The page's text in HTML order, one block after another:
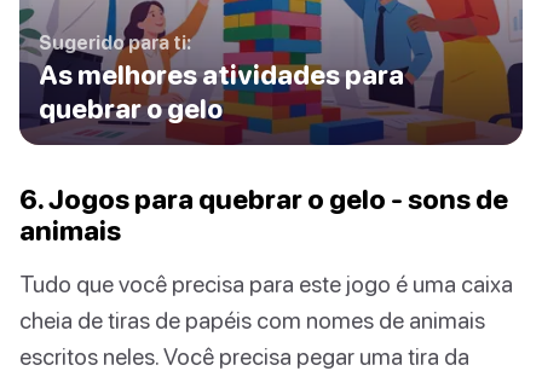
Sugerido para ti:
As melhores atividades para
quebrar o gelo
6. Jogos para quebrar o gelo - sons de
animais
Tudo que você precisa para este jogo é uma caixa
cheia de tiras de papéis com nomes de animais
escritos neles. Você precisa pegar uma tira da